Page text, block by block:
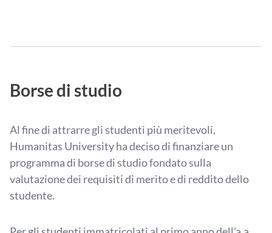
Borse di studio
Al fine di attrarre gli studenti più meritevoli,
Humanitas University ha deciso di finanziare un
programma di borse di studio fondato sulla
valutazione dei requisiti di merito e di reddito dello
studente.